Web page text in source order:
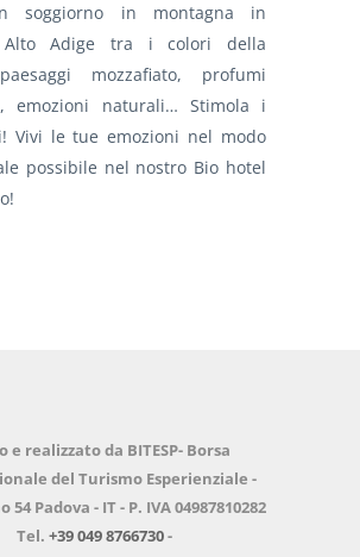
soggiorno in montagna in
Alto Adige tra i colori della
mozzafiato, profumi
emozioni naturali… Stimola i
Vivi le tue emozioni nel modo
possibile nel nostro Bio hotel
e realizzato da BITESP- Borsa
del Turismo Esperienziale -
54 Padova - IT - P. IVA 04987810282
Tel. +39 049 8766730-